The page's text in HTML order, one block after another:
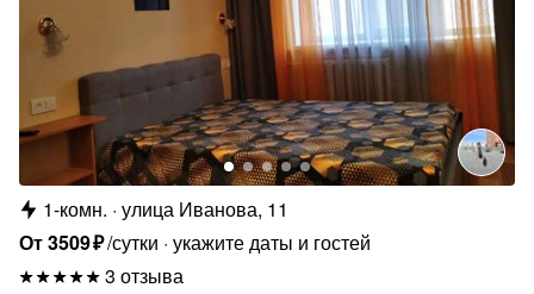
1-комн. улица Иванова, 11
От3509₽/сутки укажите даты и гостей
3 отзыва